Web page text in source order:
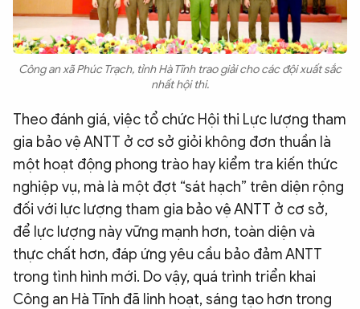
Công an xã Phúc Trạch, tỉnh Hà Tĩnh trao giải cho các đội xuất sắc
nhất hội thi.
Theo đánh giá, việc tổ chức Hội thi Lực lượng tham
gia bảo vệ ANTT ở cơ sở giỏi không đơn thuần là
một hoạt động phong trào hay kiểm tra kiến thức
nghiệp vụ, mà là một đợt “sát hạch” trên diện rộng
đối với lực lượng tham gia bảo vệ ANTT ở cơ sở,
để lực lượng này vững mạnh hơn, toàn diện và
thực chất hơn, đáp ứng yêu cầu bảo đảm ANTT
trong tình hình mới. Do vậy, quá trình triển khai
Công an Hà Tĩnh đã linh hoạt, sáng tạo hơn trong